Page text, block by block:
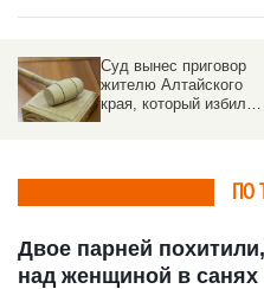
Суд вынес приговор
жителю Алтайского
края, который избил
ПО
Двое парней
над женщиной в санях